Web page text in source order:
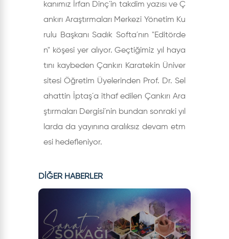
kanımız İrfan Dinç´in takdim yazısı ve Ç
ankırı Araştırmaları Merkezi Yönetim Ku
rulu Başkanı Sadık Softa´nın "Editörde
n" köşesi yer alıyor. Geçtiğimiz yıl haya
tını kaybeden Çankırı Karatekin Üniver
sitesi Öğretim Üyelerinden Prof. Dr. Sel
ahattin İptaş´a ithaf edilen Çankırı Ara
ştırmaları Dergisi´nin bundan sonraki yıl
larda da yayınına aralıksız devam etm
esi hedefleniyor.
DİĞER HABERLER